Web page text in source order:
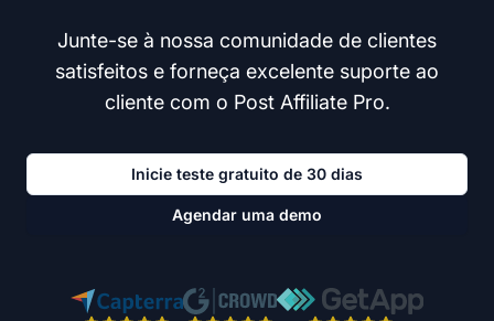
Junte-se à nossa comunidade de clientes
satisfeitos e forneça excelente suporte ao
cliente com o Post Affiliate Pro.
Inicie teste gratuito de 30 dias
Agendar uma demo